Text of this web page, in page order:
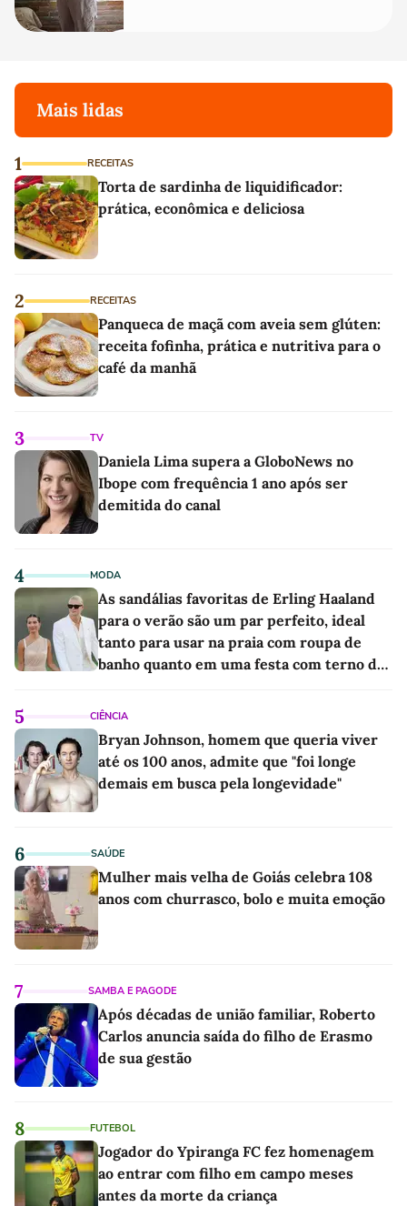
Mais lidas
1 RECEITAS
Torta de sardinha de liquidificador:
prática, econômica e deliciosa
2 RECEITAS
Panqueca de maçã com aveia sem glúten:
receita fofinha, prática e nutritiva para o
café da manhã
3 TV
Daniela Lima supera a GloboNews no
Ibope com frequência 1 ano após ser
demitida do canal
4 MODA
As sandálias favoritas de Erling Haaland
para o verão são um par perfeito, ideal
tanto para usar na praia com roupa de
banho quanto em uma festa com terno de
5 CIÊNCIA
Bryan Johnson, homem que queria viver
até os 100 anos, admite que "foi longe
demais em busca pela longevidade"
6 SAÚDE
Mulher mais velha de Goiás celebra 108
anos com churrasco, bolo e muita emoção
7 SAMBA E PAGODE
Após décadas de união familiar, Roberto
Carlos anuncia saída do filho de Erasmo
de sua gestão
8 FUTEBOL
Jogador do Ypiranga FC fez homenagem
ao entrar com filho em campo meses
antes da morte da criança